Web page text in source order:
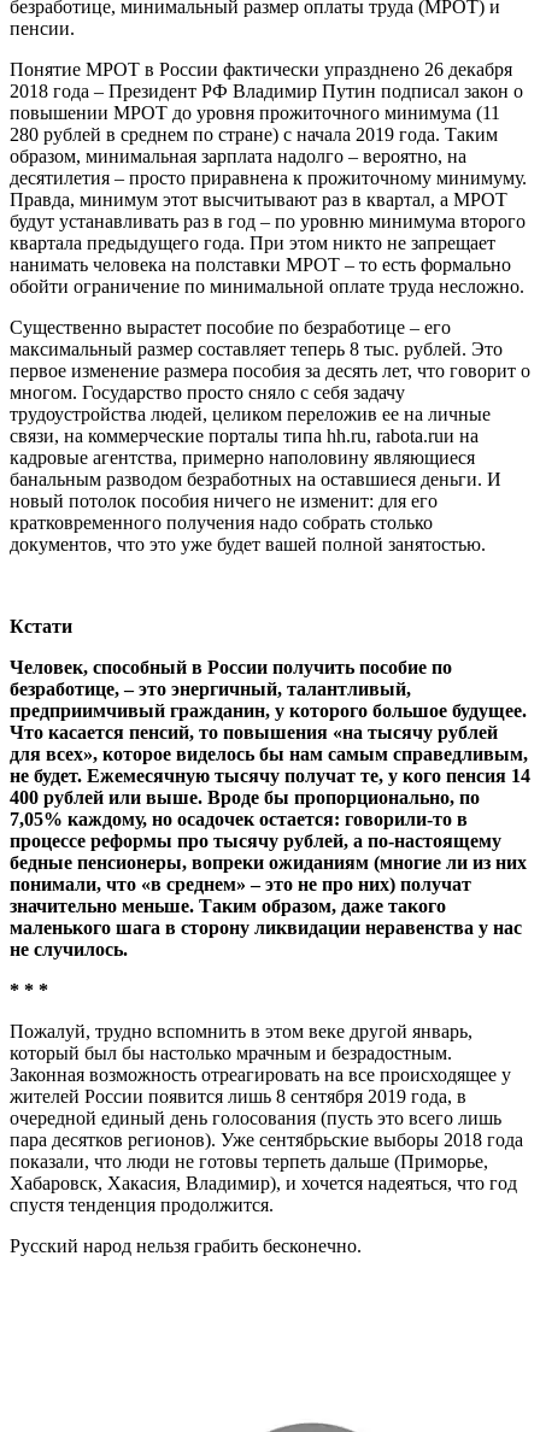
безработице, минимальный размер оплаты труда (МРОТ) и
пенсии.
Понятие МРОТ в России фактически упразднено 26 декабря
2018 года – Президент РФ Владимир Путин подписал закон о
повышении МРОТ до уровня прожиточного минимума (11
280 рублей в среднем по стране) с начала 2019 года. Таким
образом, минимальная зарплата надолго – вероятно, на
десятилетия – просто приравнена к прожиточному минимуму.
Правда, минимум этот высчитывают раз в квартал, а МРОТ
будут устанавливать раз в год – по уровню минимума второго
квартала предыдущего года. При этом никто не запрещает
нанимать человека на полставки МРОТ – то есть формально
обойти ограничение по минимальной оплате труда несложно.
Существенно вырастет пособие по безработице – его
максимальный размер составляет теперь 8 тыс. рублей. Это
первое изменение размера пособия за десять лет, что говорит о
многом. Государство просто сняло с себя задачу
трудоустройства людей, целиком переложив ее на личные
связи, на коммерческие порталы типа hh.ru, rabota.ruи на
кадровые агентства, примерно наполовину являющиеся
банальным разводом безработных на оставшиеся деньги. И
новый потолок пособия ничего не изменит: для его
кратковременного получения надо собрать столько
документов, что это уже будет вашей полной занятостью.
Кстати
Человек, способный в России получить пособие по
безработице, – это энергичный, талантливый,
предприимчивый гражданин, у которого большое будущее.
Что касается пенсий, то повышения «на тысячу рублей
для всех», которое виделось бы нам самым справедливым,
не будет. Ежемесячную тысячу получат те, у кого пенсия 14
400 рублей или выше. Вроде бы пропорционально, по
7,05% каждому, но осадочек остается: говорили-то в
процессе реформы про тысячу рублей, а по-настоящему
бедные пенсионеры, вопреки ожиданиям (многие ли из них
понимали, что «в среднем» – это не про них) получат
значительно меньше. Таким образом, даже такого
маленького шага в сторону ликвидации неравенства у нас
не случилось.
* * *
Пожалуй, трудно вспомнить в этом веке другой январь,
который был бы настолько мрачным и безрадостным.
Законная возможность отреагировать на все происходящее у
жителей России появится лишь 8 сентября 2019 года, в
очередной единый день голосования (пусть это всего лишь
пара десятков регионов). Уже сентябрьские выборы 2018 года
показали, что люди не готовы терпеть дальше (Приморье,
Хабаровск, Хакасия, Владимир), и хочется надеяться, что год
спустя тенденция продолжится.
Русский народ нельзя грабить бесконечно.